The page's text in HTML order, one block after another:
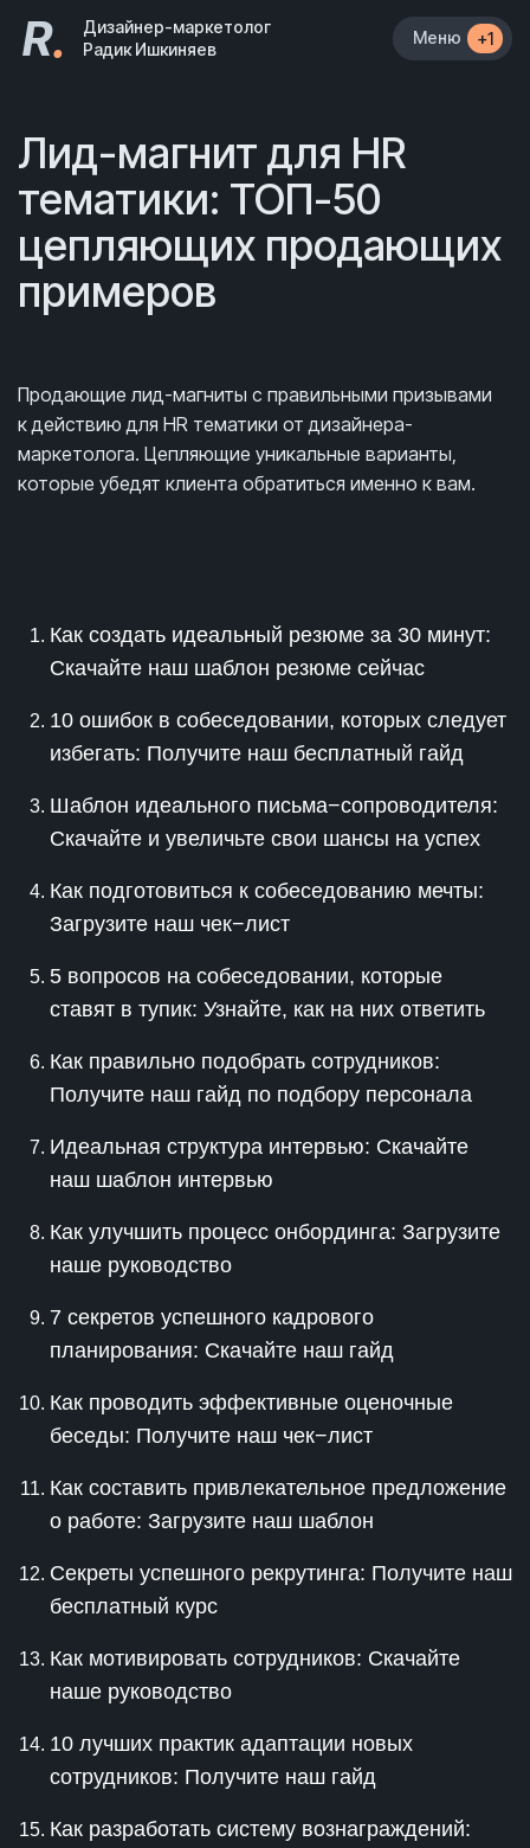
R.
Дизайнер-маркетолог
Радик Ишкиняев
Меню +1
Лид-магнит для HR
тематики: ТОП-50
цепляющих продающих
примеров
Продающие лид-магниты с правильными призывами
к действию для HR тематики от дизайнера-
маркетолога. Цепляющие уникальные варианты,
которые убедят клиента обратиться именно к вам.
Как создать идеальный резюме за 30 минут:
Скачайте наш шаблон резюме сейчас
10 ошибок в собеседовании, которых следует
избегать: Получите наш бесплатный гайд
Шаблон идеального письма−сопроводителя:
Скачайте и увеличьте свои шансы на успех
Как подготовиться к собеседованию мечты:
Загрузите наш чек−лист
5 вопросов на собеседовании, которые
ставят в тупик: Узнайте, как на них ответить
Как правильно подобрать сотрудников:
Получите наш гайд по подбору персонала
Идеальная структура интервью: Скачайте
наш шаблон интервью
Как улучшить процесс онбординга: Загрузите
наше руководство
7 секретов успешного кадрового
планирования: Скачайте наш гайд
Как проводить эффективные оценочные
беседы: Получите наш чек−лист
Как составить привлекательное предложение
о работе: Загрузите наш шаблон
Секреты успешного рекрутинга: Получите наш
бесплатный курс
Как мотивировать сотрудников: Скачайте
наше руководство
10 лучших практик адаптации новых
сотрудников: Получите наш гайд
Как разработать систему вознаграждений: